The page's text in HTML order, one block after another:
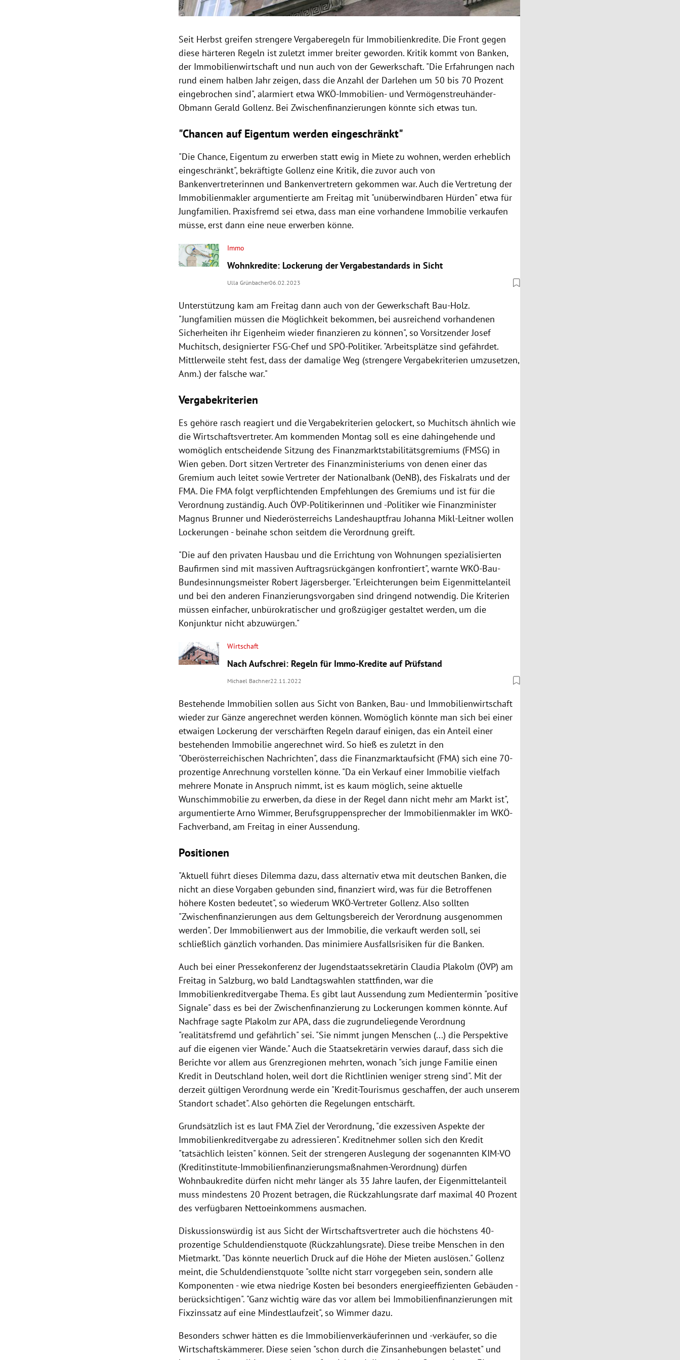
Seit Herbst greifen strengere Vergaberegeln für Immobilienkredite. Die Front gegen
diese härteren Regeln ist zuletzt immer breiter geworden. Kritik kommt von Banken,
der Immobilienwirtschaft und nun auch von der Gewerkschaft. "Die Erfahrungen nach
rund einem halben Jahr zeigen, dass die Anzahl der Darlehen um 50 bis 70 Prozent
eingebrochen sind", alarmiert etwa WKÖ-Immobilien- und Vermögenstreuhänder-
Obmann Gerald Gollenz. Bei Zwischenfinanzierungen könnte sich etwas tun.
"Chancen auf Eigentum werden eingeschränkt"
"Die Chance, Eigentum zu erwerben statt ewig in Miete zu wohnen, werden erheblich
eingeschränkt", bekräftigte Gollenz eine Kritik, die zuvor auch von
Bankenvertreterinnen und Bankenvertretern gekommen war. Auch die Vertretung der
Immobilienmakler argumentierte am Freitag mit "unüberwindbaren Hürden" etwa für
Jungfamilien. Praxisfremd sei etwa, dass man eine vorhandene Immobilie verkaufen
müsse, erst dann eine neue erwerben könne.
Immo
Wohnkredite: Lockerung der Vergabestandards in Sicht
Ulla Grünbacher06.02.2023
Unterstützung kam am Freitag dann auch von der Gewerkschaft Bau-Holz.
"Jungfamilien müssen die Möglichkeit bekommen, bei ausreichend vorhandenen
Sicherheiten ihr Eigenheim wieder finanzieren zu können", so Vorsitzender Josef
Muchitsch, designierter FSG-Chef und SPÖ-Politiker. "Arbeitsplätze sind gefährdet.
Mittlerweile steht fest, dass der damalige Weg (strengere Vergabekriterien umzusetzen,
Anm.) der falsche war."
Vergabekriterien
Es gehöre rasch reagiert und die Vergabekriterien gelockert, so Muchitsch ähnlich wie
die Wirtschaftsvertreter. Am kommenden Montag soll es eine dahingehende und
womöglich entscheidende Sitzung des Finanzmarktstabilitätsgremiums (FMSG) in
Wien geben. Dort sitzen Vertreter des Finanzministeriums von denen einer das
Gremium auch leitet sowie Vertreter der Nationalbank (OeNB), des Fiskalrats und der
FMA. Die FMA folgt verpflichtenden Empfehlungen des Gremiums und ist für die
Verordnung zuständig. Auch ÖVP-Politikerinnen und -Politiker wie Finanzminister
Magnus Brunner und Niederösterreichs Landeshauptfrau Johanna Mikl-Leitner wollen
Lockerungen - beinahe schon seitdem die Verordnung greift.
"Die auf den privaten Hausbau und die Errichtung von Wohnungen spezialisierten
Baufirmen sind mit massiven Auftragsrückgängen konfrontiert", warnte WKÖ-Bau-
Bundesinnungsmeister Robert Jägersberger. "Erleichterungen beim Eigenmittelanteil
und bei den anderen Finanzierungsvorgaben sind dringend notwendig. Die Kriterien
müssen einfacher, unbürokratischer und großzügiger gestaltet werden, um die
Konjunktur nicht abzuwürgen."
Wirtschaft
Nach Aufschrei: Regeln für Immo-Kredite auf Prüfstand
Michael Bachner22.11.2022
Bestehende Immobilien sollen aus Sicht von Banken, Bau- und Immobilienwirtschaft
wieder zur Gänze angerechnet werden können. Womöglich könnte man sich bei einer
etwaigen Lockerung der verschärften Regeln darauf einigen, das ein Anteil einer
bestehenden Immobilie angerechnet wird. So hieß es zuletzt in den
"Oberösterreichischen Nachrichten", dass die Finanzmarktaufsicht (FMA) sich eine 70-
prozentige Anrechnung vorstellen könne. "Da ein Verkauf einer Immobilie vielfach
mehrere Monate in Anspruch nimmt, ist es kaum möglich, seine aktuelle
Wunschimmobilie zu erwerben, da diese in der Regel dann nicht mehr am Markt ist",
argumentierte Arno Wimmer, Berufsgruppensprecher der Immobilienmakler im WKÖ-
Fachverband, am Freitag in einer Aussendung.
Positionen
"Aktuell führt dieses Dilemma dazu, dass alternativ etwa mit deutschen Banken, die
nicht an diese Vorgaben gebunden sind, finanziert wird, was für die Betroffenen
höhere Kosten bedeutet", so wiederum WKÖ-Vertreter Gollenz. Also sollten
"Zwischenfinanzierungen aus dem Geltungsbereich der Verordnung ausgenommen
werden". Der Immobilienwert aus der Immobilie, die verkauft werden soll, sei
schließlich gänzlich vorhanden. Das minimiere Ausfallsrisiken für die Banken.
Auch bei einer Pressekonferenz der Jugendstaatssekretärin Claudia Plakolm (ÖVP) am
Freitag in Salzburg, wo bald Landtagswahlen stattfinden, war die
Immobilienkreditvergabe Thema. Es gibt laut Aussendung zum Medientermin "positive
Signale" dass es bei der Zwischenfinanzierung zu Lockerungen kommen könnte. Auf
Nachfrage sagte Plakolm zur APA, dass die zugrundeliegende Verordnung
"realitätsfremd und gefährlich" sei. "Sie nimmt jungen Menschen (...) die Perspektive
auf die eigenen vier Wände." Auch die Staatsekretärin verwies darauf, dass sich die
Berichte vor allem aus Grenzregionen mehrten, wonach "sich junge Familie einen
Kredit in Deutschland holen, weil dort die Richtlinien weniger streng sind". Mit der
derzeit gültigen Verordnung werde ein "Kredit-Tourismus geschaffen, der auch unserem
Standort schadet". Also gehörten die Regelungen entschärft.
Grundsätzlich ist es laut FMA Ziel der Verordnung, "die exzessiven Aspekte der
Immobilienkreditvergabe zu adressieren". Kreditnehmer sollen sich den Kredit
"tatsächlich leisten" können. Seit der strengeren Auslegung der sogenannten KIM-VO
(Kreditinstitute-Immobilienfinanzierungsmaßnahmen-Verordnung) dürfen
Wohnbaukredite dürfen nicht mehr länger als 35 Jahre laufen, der Eigenmittelanteil
muss mindestens 20 Prozent betragen, die Rückzahlungsrate darf maximal 40 Prozent
des verfügbaren Nettoeinkommens ausmachen.
Diskussionswürdig ist aus Sicht der Wirtschaftsvertreter auch die höchstens 40-
prozentige Schuldendienstquote (Rückzahlungsrate). Diese treibe Menschen in den
Mietmarkt. "Das könnte neuerlich Druck auf die Höhe der Mieten auslösen." Gollenz
meint, die Schuldendienstquote "sollte nicht starr vorgegeben sein, sondern alle
Komponenten - wie etwa niedrige Kosten bei besonders energieeffizienten Gebäuden -
berücksichtigen". "Ganz wichtig wäre das vor allem bei Immobilienfinanzierungen mit
Fixzinssatz auf eine Mindestlaufzeit", so Wimmer dazu.
Besonders schwer hätten es die Immobilienverkäuferinnen und -verkäufer, so die
Wirtschaftskämmerer. Diese seien "schon durch die Zinsanhebungen belastet" und